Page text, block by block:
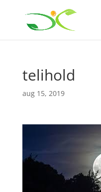
telihold
aug 15, 2019